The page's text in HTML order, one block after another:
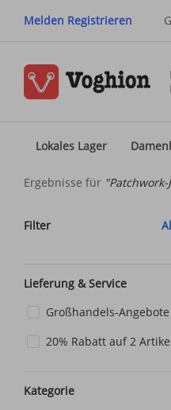
Melden Registrieren
Lokales Lager
Ergebnisse für "Patchwork-
Filter
Lieferung & Service
Großhandels-Angebote
20% Rabatt auf 2
Kategorie